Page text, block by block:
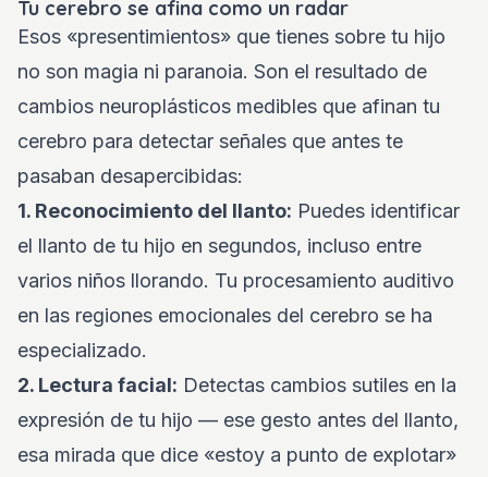
Tu cerebro se afina como un radar
Esos «presentimientos» que tienes sobre tu hijo
no son magia ni paranoia. Son el resultado de
cambios neuroplásticos medibles que afinan tu
cerebro para detectar señales que antes te
pasaban desapercibidas:
1. Reconocimiento del llanto: Puedes identificar
el llanto de tu hijo en segundos, incluso entre
varios niños llorando. Tu procesamiento auditivo
en las regiones emocionales del cerebro se ha
especializado.
2. Lectura facial: Detectas cambios sutiles en la
expresión de tu hijo — ese gesto antes del llanto,
esa mirada que dice «estoy a punto de explotar»